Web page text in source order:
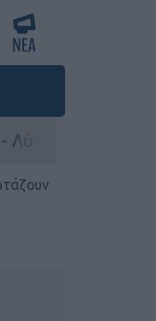
το υπουργείο